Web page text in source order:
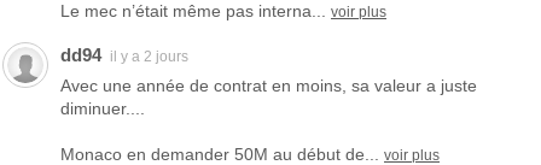
Le mec n’était même pas interna... voir plus
dd94 il y a 2 jours
Avec une année de contrat en moins, sa valeur a juste
diminuer....
Monaco en demander 50M au début de... voir plus